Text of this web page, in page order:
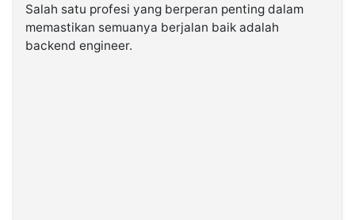
Kabarbaru
Media
Holding
Salah satu profesi yang berperan penting dalam
memastikan semuanya berjalan baik adalah
backend engineer.